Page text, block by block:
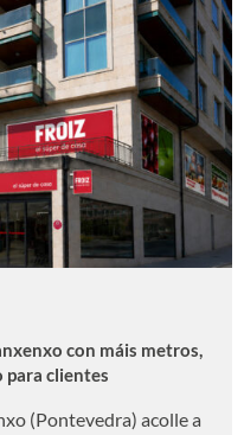
con máis metros,
clientes
(Pontevedra) acolle a